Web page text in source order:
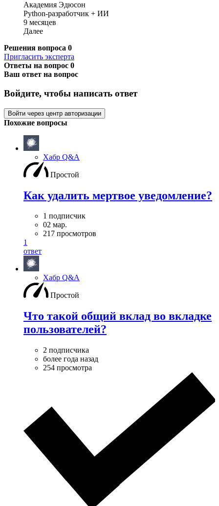
Академия Эдюсон
Python-разработчик + ИИ
9 месяцев
Далее
Решения вопроса 0
Пригласить эксперта
Ответы на вопрос 0
Ваш ответ на вопрос
Войдите, чтобы написать ответ
Войти через центр авторизации
Похожие вопросы
Хабр Q&A
Простой
Как удалить мертвое уведомление?
1 подписчик
02 мар.
217 просмотров
1
ответ
Хабр Q&A
Простой
Что такой общий вклад во вкладке
пользователей?
2 подписчика
более года назад
254 просмотра